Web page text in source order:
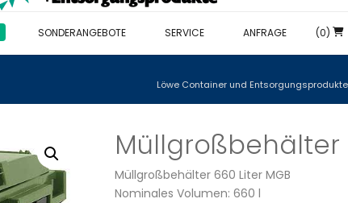
SONDERANGEBOTE SERVICE ANFRAGE (0)
Löwe Container und Entsorgungsprodukte
Müllgroßbehälter
Müllgroßbehälter 660 Liter MGB
Nominales Volumen: 660 l